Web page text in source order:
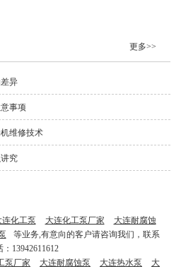
更多>>
异
事项
维修技术
究
连化工泵 大连化工泵厂家
大连耐腐蚀
等业务,有意向的客户请咨询我们，联系
：13942611612
泵厂家 大连耐腐蚀泵 大连热水泵 大